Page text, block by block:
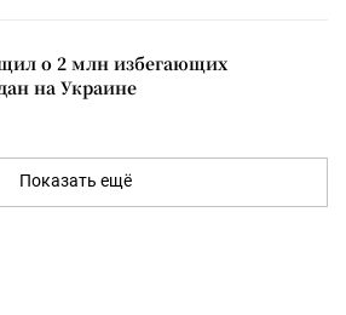
о 2 млн избегающих
на Украине
Показать ещё